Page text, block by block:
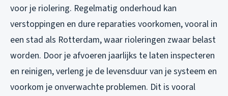
voor je riolering. Regelmatig onderhoud kan
verstoppingen en dure reparaties voorkomen, vooral in
een stad als Rotterdam, waar rioleringen zwaar belast
worden. Door je afvoeren jaarlijks te laten inspecteren
en reinigen, verleng je de levensduur van je systeem en
voorkom je onverwachte problemen. Dit is vooral